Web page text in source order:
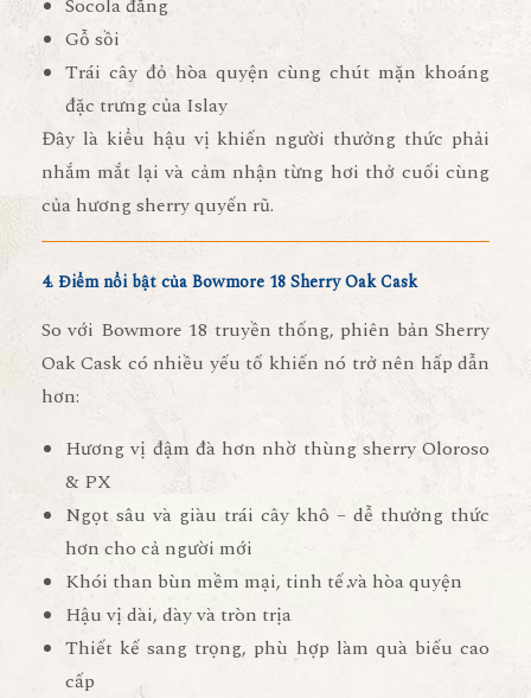
Socola đắng
Gỗ sồi
Trái cây đỏ hòa quyện cùng chút mặn khoáng
đặc trưng của Islay
Đây là kiểu hậu vị khiến người thưởng thức phải
nhắm mắt lại và cảm nhận từng hơi thở cuối cùng
của hương sherry quyến rũ.
4. Điểm nổi bật của Bowmore 18 Sherry Oak Cask
So với Bowmore 18 truyền thống, phiên bản Sherry
Oak Cask có nhiều yếu tố khiến nó trở nên hấp dẫn
hơn:
Hương vị đậm đà hơn nhờ thùng sherry Oloroso
& PX
Ngọt sâu và giàu trái cây khô – dễ thưởng thức
hơn cho cả người mới
Khói than bùn mềm mại, tinh tế và hòa quyện
Hậu vị dài, dày và tròn trịa
Thiết kế sang trọng, phù hợp làm quà biếu cao
cấp